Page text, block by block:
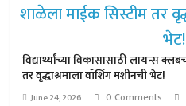
विद्यार्थ्यांच्या विकासासाठी लायन्स
तर वृद्धाश्रमाला वॉशिंग मशीनची भेट!
June 24, 2026 0 Comments